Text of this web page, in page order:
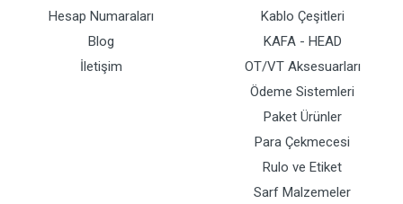
Hesap Numaraları
Blog
İletişim
Kablo Çeşitleri
KAFA - HEAD
OT/VT Aksesuarları
Ödeme Sistemleri
Paket Ürünler
Para Çekmecesi
Rulo ve Etiket
Sarf Malzemeler